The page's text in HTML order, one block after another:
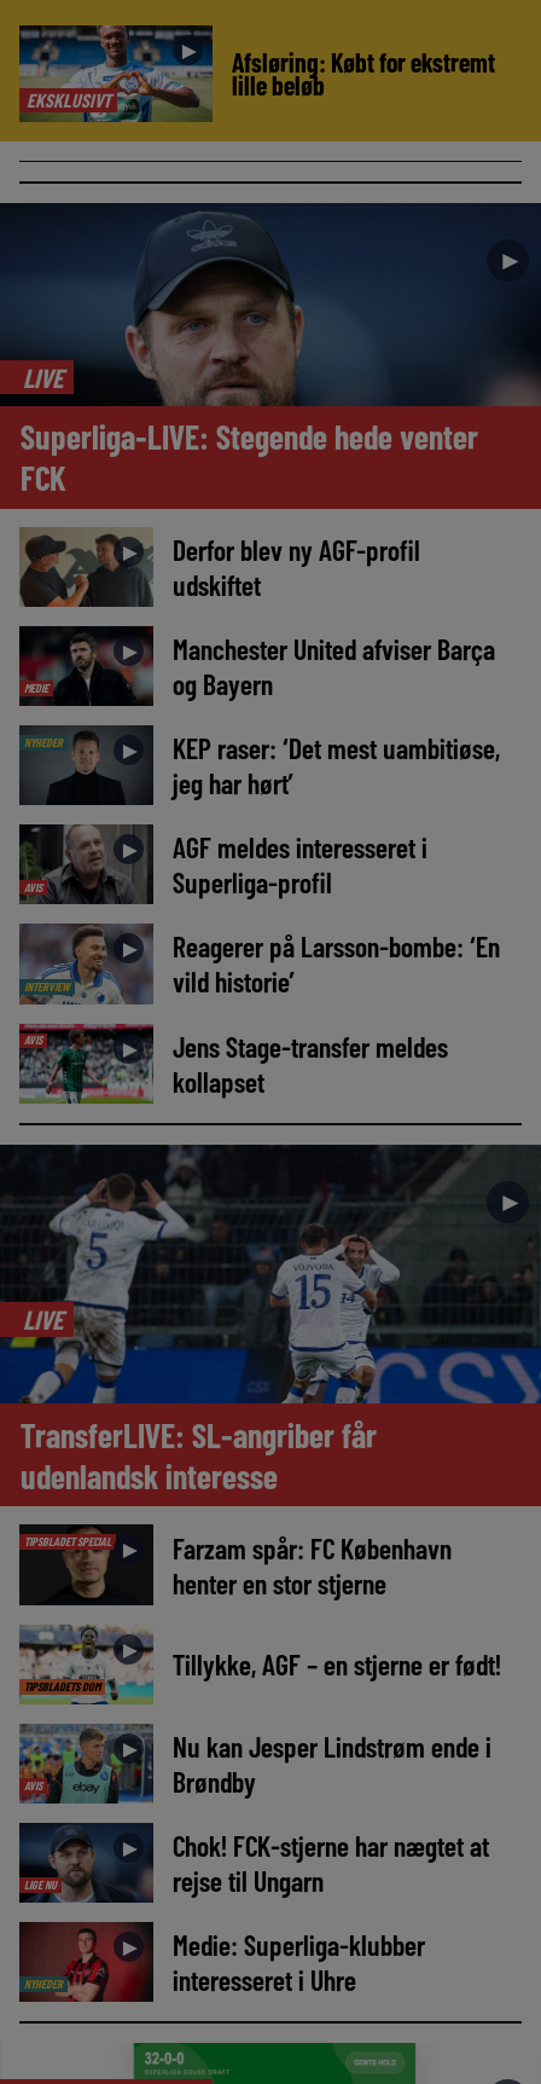
EKSKLUSIVT
► Afsløring: Købt for ekstremt
lille beløb
►
LIVE
Superliga-LIVE: Stegende hede venter
FCK
►
Derfor blev ny AGF-profil
udskiftet
MEDIE
►
Manchester United afviser Barça
og Bayern
NYHEDER ►
KEP raser: ‘Det mest uambitiøse,
jeg har hørt’
AVIS
►
AGF meldes interesseret i
Superliga-profil
INTERVIEW
►
Reagerer på Larsson-bombe: ‘En
vild historie’
AVIS ►
Jens Stage-transfer meldes
kollapset
►
LIVE
TransferLIVE: SL-angriber får
udenlandsk interesse
TIPSBLADET SPECIAL ►
Farzam spår: FC København
henter en stor stjerne
TIPSBLADETS DOM
► Tillykke, AGF – en stjerne er født!
AVIS
►
Nu kan Jesper Lindstrøm ende i
Brøndby
LIGE NU
►
Chok! FCK-stjerne har nægtet at
rejse til Ungarn
NYHEDER
►
Medie: Superliga-klubber
interesseret i Uhre